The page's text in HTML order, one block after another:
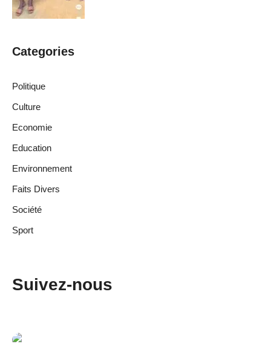
Categories
Politique
Culture
Economie
Education
Environnement
Faits Divers
Société
Sport
Suivez-nous